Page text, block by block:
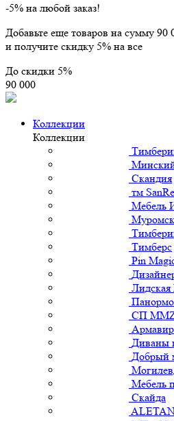
-5% на любой заказ!
Добавьте еще товаров на сумму 90
и получите скидку 5% на все
До скидки 5%
90 000
Коллекции
Коллекции
Скандия
тм
Мебель
Тимберс
Pin
СП
Диваны
Добрый
Мебель
Скайда